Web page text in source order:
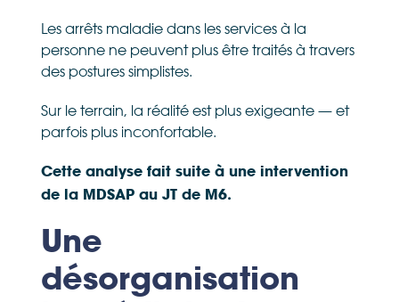
Les arrêts maladie dans les services à la
personne ne peuvent plus être traités à travers
des postures simplistes.
Sur le terrain, la réalité est plus exigeante — et
parfois plus inconfortable.
Cette analyse fait suite à une intervention
de la MDSAP au JT de M6.
Une
désorganisation